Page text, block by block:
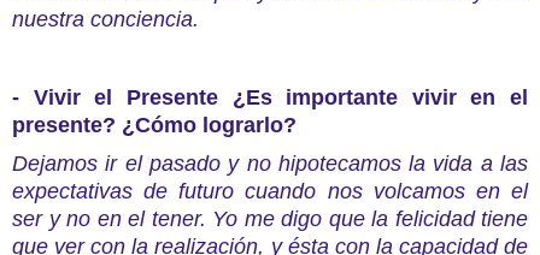
nuestra conciencia.
- Vivir el Presente ¿Es importante vivir en el
presente? ¿Cómo lograrlo?
Dejamos ir el pasado y no hipotecamos la vida a las
expectativas de futuro cuando nos volcamos en el
ser y no en el tener. Yo me digo que la felicidad tiene
que ver con la realización, y ésta con la capacidad de